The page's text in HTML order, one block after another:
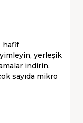
hafif
yerleşik
indirin,
sayıda mikro